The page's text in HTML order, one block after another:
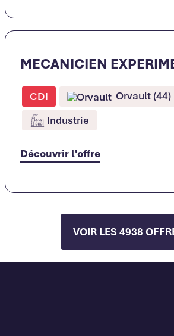
MECANICIEN
CDI
Orvault (44)
Industrie
Découvrir l'offre
VOIR LES 4938